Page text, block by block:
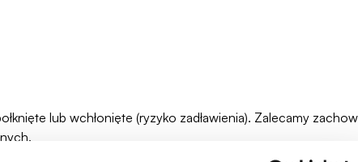
lub wchłonięte (ryzyko zadławienia). Zalecamy